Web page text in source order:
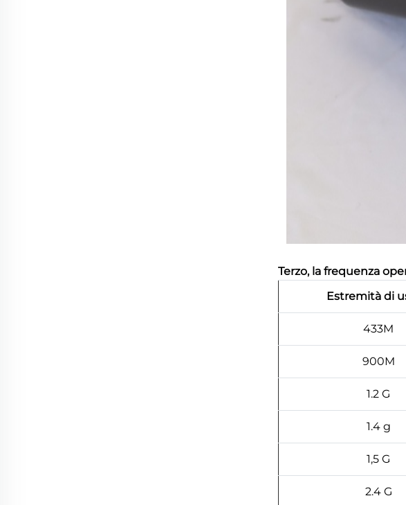
Terzo, la frequenza
Estremità di
433M
900M
1.2 G
1.4 g
1,5 G
2.4 G